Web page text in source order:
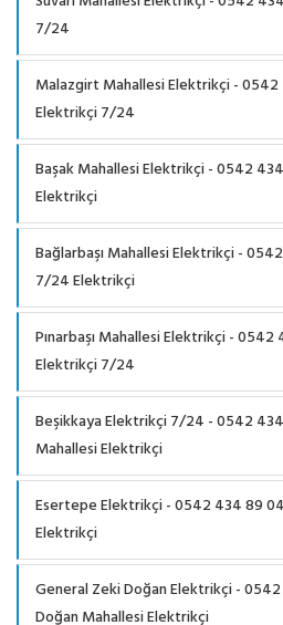
7/24
Malazgirt Mahallesi Elektrikçi -
Elektrikçi 7/24
Başak Mahallesi Elektrikçi - 0542
Elektrikçi
Bağlarbaşı Mahallesi Elektrikçi -
7/24 Elektrikçi
Pınarbaşı Mahallesi Elektrikçi - 0542
Elektrikçi 7/24
Beşikkaya Elektrikçi 7/24 - 0542
Mahallesi Elektrikçi
Esertepe Elektrikçi - 0542 434 89
Elektrikçi
General Zeki Doğan Elektrikçi -
Doğan Mahallesi Elektrikçi